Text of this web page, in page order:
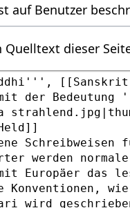
auf Benutzer
Quelltext dieser